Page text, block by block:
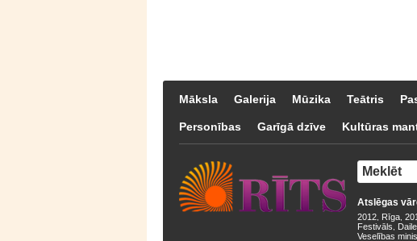
Māksla Galerija Mūzika Teātris
Personības Garīgā dzīve Kultūras
Atslēgas
2012 Rīga
Festivāls
Veselības